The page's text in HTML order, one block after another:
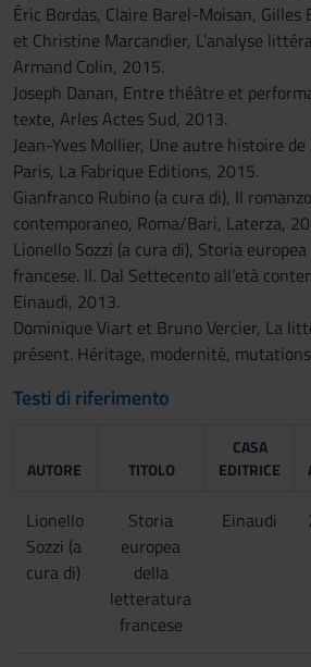
Éric Bordas, Claire Barel-Moisan, Gilles
et Christine Marcandier, L’analyse
Armand Colin, 2015.
Joseph Danan, Entre théâtre et
texte, Arles Actes Sud, 2013.
Jean-Yves Mollier, Une autre histoire de
Paris, La Fabrique Editions, 2015.
Gianfranco Rubino (a cura di), Il
contemporaneo, Roma/Bari, Laterza,
Lionello Sozzi (a cura di), Storia
francese. II. Dal Settecento all’età
Einaudi, 2013.
Dominique Viart et Bruno Vercier, La
présent. Héritage, modernité,
Testi di riferimento
AUTORE TITOLO
CASA
EDITRICE
Lionello
Sozzi (a
cura di)
Storia
europea
della
letteratura
francese
Einaudi